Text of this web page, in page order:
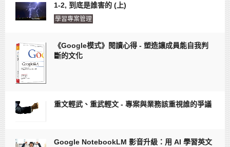
1-2, 到底是誰害的 (上)
學習專案管理
《Google模式》閱讀心得 - 塑造讓成員能自我判
斷的文化
重文輕武、重武輕文 - 專案與業務該重視誰的爭議
Google NotebookLM 影音升級：用 AI 學習英文